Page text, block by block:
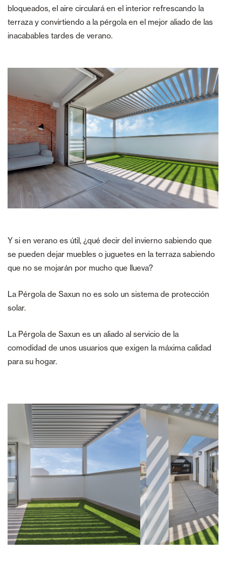
bloqueados, el aire circulará en el interior refrescando la
terraza y convirtiendo a la pérgola en el mejor aliado de las
inacabables tardes de verano.
Y si en verano es útil, ¿qué decir del invierno sabiendo que
se pueden dejar muebles o juguetes en la terraza sabiendo
que no se mojarán por mucho que llueva?
La Pérgola de Saxun no es solo un sistema de protección
solar.
La Pérgola de Saxun es un aliado al servicio de la
comodidad de unos usuarios que exigen la máxima calidad
para su hogar.